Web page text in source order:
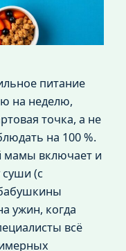
питание
на неделю,
точка, а не
на 100 %.
мамы включает и
суши (с
ужин, когда
всё